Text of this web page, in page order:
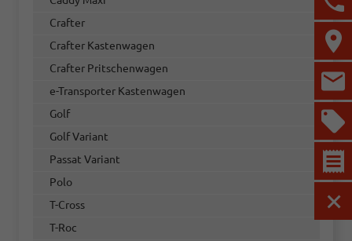
Crafter
Crafter Kastenwagen
Crafter Pritschenwagen
e-Transporter Kastenwagen
Golf
Golf Variant
Passat Variant
Polo
T-Cross
T-Roc